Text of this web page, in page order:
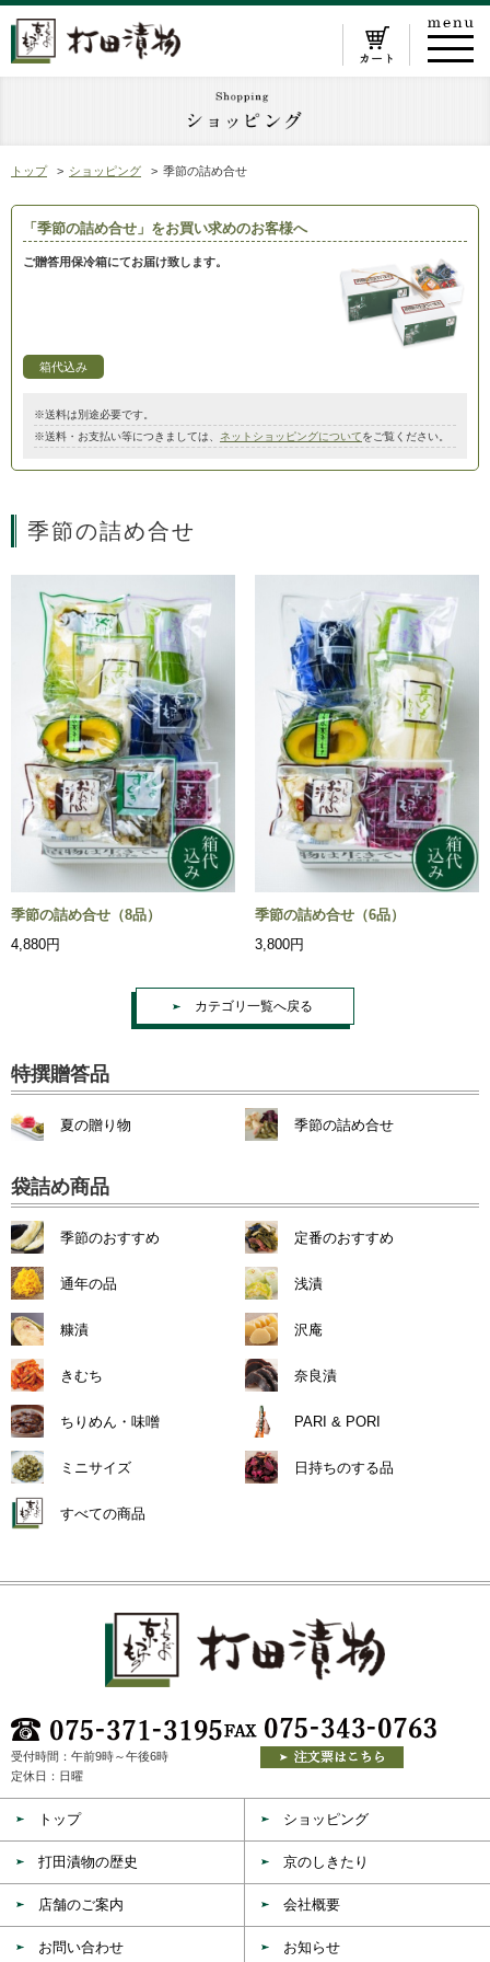
トップ ショッピング 季節の詰め合せ
「季節の詰め合せ」をお買い求めのお客様へ
ご贈答用保冷箱にてお届け致します。
箱代込み
※送料は別途必要です。
※送料・お支払い等につきましては、 ネットショッピングについてをご覧ください。
季節の詰め合せ
季節の詰め合せ（8品）
4,880円
季節の詰め合せ（6品）
3,800円
カテゴリ一覧へ戻る
特撰贈答品
夏の贈り物 季節の詰め合せ
袋詰め商品
季節のおすすめ 定番のおすすめ
通年の品 浅漬
糠漬 沢庵
きむち 奈良漬
ちりめん・味噌 PARI & PORI
ミニサイズ 日持ちのする品
すべての商品
受付時間：午前9時～午後6時
定休日：日曜
トップ ショッピング
打田漬物の歴史 京のしきたり
店舗のご案内 会社概要
お問い合わせ お知らせ